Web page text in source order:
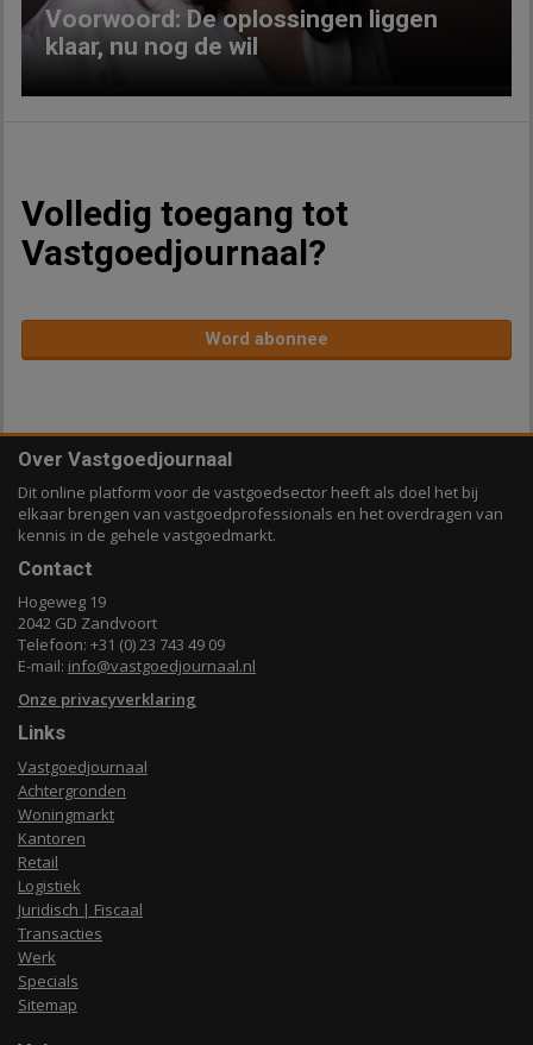
Voorwoord: De oplossingen liggen
klaar, nu nog de wil
Volledig toegang tot
Vastgoedjournaal?
Word abonnee
Over Vastgoedjournaal
Dit online platform voor de vastgoedsector heeft als doel het bij
elkaar brengen van vastgoedprofessionals en het overdragen van
kennis in de gehele vastgoedmarkt.
Contact
Hogeweg 19
2042 GD Zandvoort
Telefoon: +31 (0) 23 743 49 09
E-mail: info@vastgoedjournaal.nl
Onze privacyverklaring
Links
Vastgoedjournaal
Achtergronden
Woningmarkt
Kantoren
Retail
Logistiek
Juridisch | Fiscaal
Transacties
Werk
Specials
Sitemap